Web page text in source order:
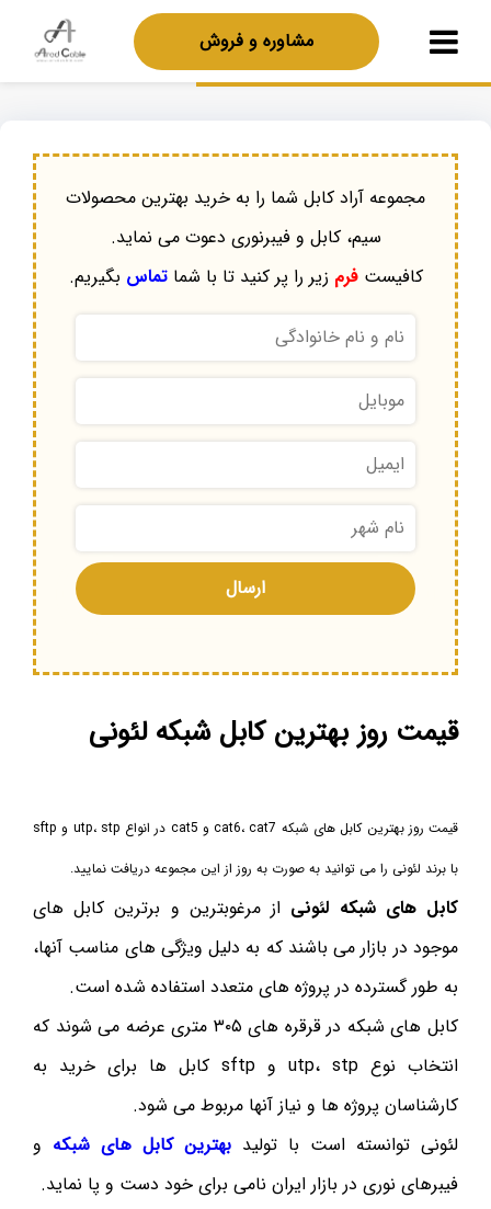
مشاوره و فروش
مجموعه آراد کابل شما را به خرید بهترین محصولات
سیم، کابل و فیبرنوری دعوت می نماید.
کافیستفرم زیر را پر کنید تا با شماتماس بگیریم.
قیمت روز بهترین کابل شبکه لئونی
قیمت روز بهترین کابل های شبکه cat6، cat7 و cat5 در انواع utp، stp و sftp
با برند لئونی را می توانید به صورت به روز از این مجموعه دریافت نمایید.
کابل های شبکه لئونی از مرغوبترین و برترین کابل های
موجود در بازار می باشند که به دلیل ویژگی های مناسب آنها،
به طور گسترده در پروژه های متعدد استفاده شده است.
کابل های شبکه در قرقره های ۳۰۵ متری عرضه می شوند که
انتخاب نوع utp، stp و sftp کابل ها برای خرید به
کارشناسان پروژه ها و نیاز آنها مربوط می شود.
لئونی توانسته است با تولید بهترین کابل های شبکه و
فیبرهای نوری در بازار ایران نامی برای خود دست و پا نماید.